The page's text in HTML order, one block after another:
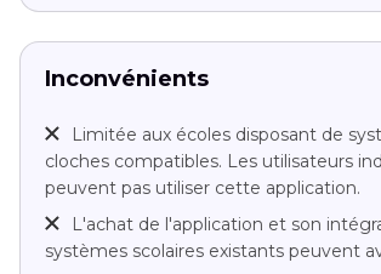
Inconvénients
Limitée aux écoles disposant de
cloches compatibles. Les utilisateurs
peuvent pas utiliser cette application.
L'achat de l'application et son
systèmes scolaires existants peuvent